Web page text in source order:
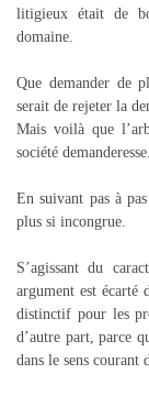
litigieux était de
domaine.
Que demander de
serait de rejeter la
Mais voilà que
société demanderesse.
En suivant pas à
plus si incongrue.
S’agissant du
argument est écarté
distinctif pour les
d’autre part, parce
dans le sens courant